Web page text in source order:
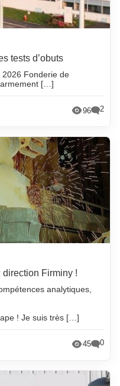
tests d’obuts
Fonderie de
[…]
96 2
direction Firminy !
analytiques,
! Je suis très […]
45 0